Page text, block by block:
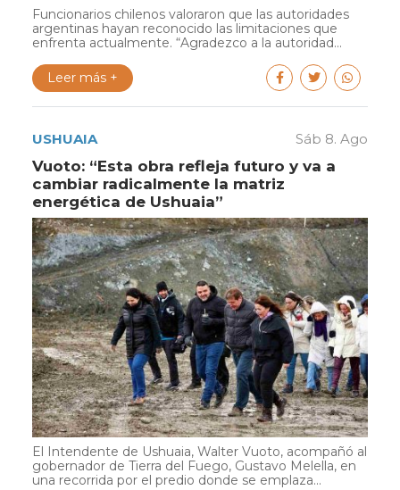
Funcionarios chilenos valoraron que las autoridades
argentinas hayan reconocido las limitaciones que
enfrenta actualmente. “Agradezco a la autoridad...
Leer más +
USHUAIA Sáb 8. Ago
Vuoto: “Esta obra refleja futuro y va a
cambiar radicalmente la matriz
energética de Ushuaia”
El Intendente de Ushuaia, Walter Vuoto, acompañó al
gobernador de Tierra del Fuego, Gustavo Melella, en
una recorrida por el predio donde se emplaza...